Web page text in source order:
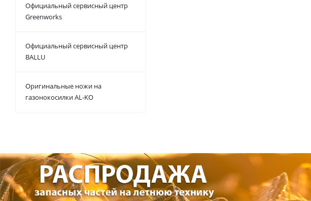
Официальный сервисный центр
Greenworks
Официальный сервисный центр
BALLU
Оригинальные ножи на
газонокосилки AL-KO